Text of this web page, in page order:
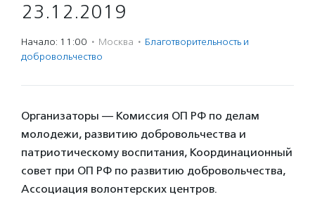
23.12.2019
Начало: 11:00 · Москва · Благотвори­тель­ность и
доброволь­чест­во
Организаторы — Комиссия ОП РФ по делам
молодежи, развитию добровольчества и
патриотическому воспитания, Координационный
совет при ОП РФ по развитию добровольчества,
Ассоциация волонтерских центров.